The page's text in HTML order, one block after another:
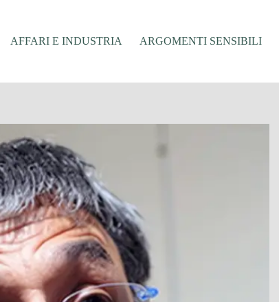
AFFARI E INDUSTRIA ARGOMENTI SENSIBILI